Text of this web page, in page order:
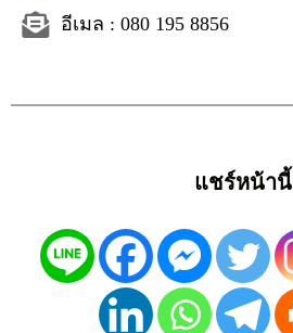
อีเมล : 080 195 8856
แชร์หน้านี้